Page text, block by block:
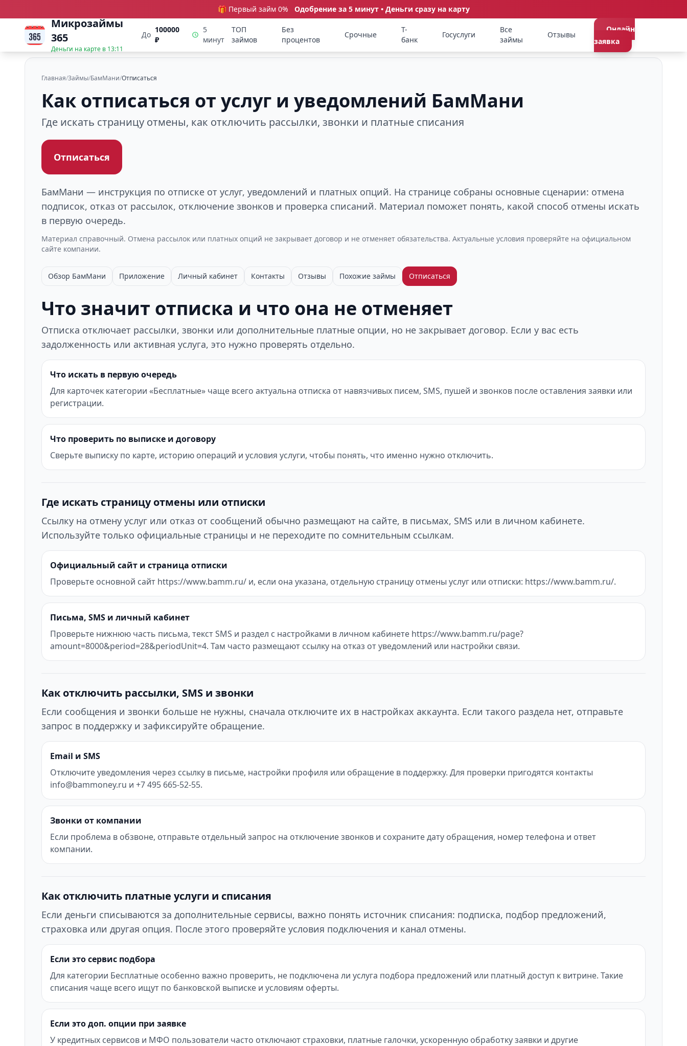
🎁 Первый займ 0% Одобрение за 5 минут • Деньги сразу на карту
Микрозаймы
365
Деньги на карте в 13:11
До
100000
₽
5
минут
ТОП
займов
Без
процентов
Срочные
Т-
банк
Госуслуги
Все
займы
Отзывы
Онлайн
заявка
Главная/Займы/БамМани/Отписаться
Как отписаться от услуг и уведомлений БамМани
Где искать страницу отмены, как отключить рассылки, звонки и платные списания
Отписаться
БамМани — инструкция по отписке от услуг, уведомлений и платных опций. На странице собраны основные сценарии: отмена
подписок, отказ от рассылок, отключение звонков и проверка списаний. Материал поможет понять, какой способ отмены искать
в первую очередь.
Материал справочный. Отмена рассылок или платных опций не закрывает договор и не отменяет обязательства. Актуальные условия проверяйте на официальном
сайте компании.
Обзор БамМани Приложение Личный кабинет Контакты Отзывы Похожие займы Отписаться
Что значит отписка и что она не отменяет
Отписка отключает рассылки, звонки или дополнительные платные опции, но не закрывает договор. Если у вас есть
задолженность или активная услуга, это нужно проверять отдельно.
Что искать в первую очередь
Для карточек категории «Бесплатные» чаще всего актуальна отписка от навязчивых писем, SMS, пушей и звонков после оставления заявки или
регистрации.
Что проверить по выписке и договору
Сверьте выписку по карте, историю операций и условия услуги, чтобы понять, что именно нужно отключить.
Где искать страницу отмены или отписки
Ссылку на отмену услуг или отказ от сообщений обычно размещают на сайте, в письмах, SMS или в личном кабинете.
Используйте только официальные страницы и не переходите по сомнительным ссылкам.
Официальный сайт и страница отписки
Проверьте основной сайт https://www.bamm.ru/ и, если она указана, отдельную страницу отмены услуг или отписки: https://www.bamm.ru/.
Письма, SMS и личный кабинет
Проверьте нижнюю часть письма, текст SMS и раздел с настройками в личном кабинете https://www.bamm.ru/page?
amount=8000&period=28&periodUnit=4. Там часто размещают ссылку на отказ от уведомлений или настройки связи.
Как отключить рассылки, SMS и звонки
Если сообщения и звонки больше не нужны, сначала отключите их в настройках аккаунта. Если такого раздела нет, отправьте
запрос в поддержку и зафиксируйте обращение.
Email и SMS
Отключите уведомления через ссылку в письме, настройки профиля или обращение в поддержку. Для проверки пригодятся контакты
info@bammoney.ru и +7 495 665-52-55.
Звонки от компании
Если проблема в обзвоне, отправьте отдельный запрос на отключение звонков и сохраните дату обращения, номер телефона и ответ
компании.
Как отключить платные услуги и списания
Если деньги списываются за дополнительные сервисы, важно понять источник списания: подписка, подбор предложений,
страховка или другая опция. После этого проверяйте условия подключения и канал отмены.
Если это сервис подбора
Для категории Бесплатные особенно важно проверить, не подключена ли услуга подбора предложений или платный доступ к витрине. Такие
списания чаще всего ищут по банковской выписке и условиям оферты.
Если это доп. опции при заявке
У кредитных сервисов и МФО пользователи часто отключают страховки, платные галочки, ускоренную обработку заявки и другие